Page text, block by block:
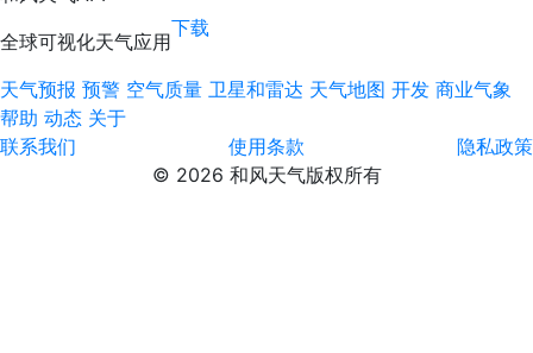
全球可视化天气应用
下载
天气预报 预警 空气质量 卫星和雷达 天气地图 开发 商业气象
帮助 动态 关于
联系我们
使用条款
隐私政策
© 2026 和风天气版权所有